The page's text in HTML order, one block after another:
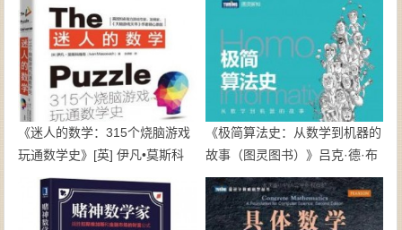
《迷人的数学：315个烧脑游戏
玩通数学史》[英] 伊凡•莫斯科
维奇 -epub+mobi+azw3
《极简算法史：从数学到机器的
故事（图灵图书）》吕克·德·布
拉班迪尔-epub+mobi